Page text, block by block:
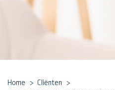
Home
Cliënten